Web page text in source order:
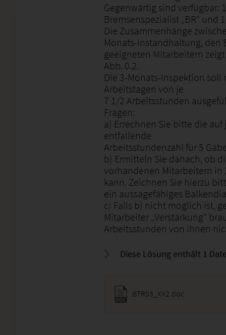
Gegenwärtig sind verfügbar:
Bremsenspezialist „BR“ und
Die Zusammenhänge
Monats-Instandhaltung, den
geeigneten Mitarbeitern
Abb. 0.2.
Die 3-Monats-Inspektion
Arbeitstagen von je
7 1/2 Arbeitsstunden
Fragen:
a) Errechnen Sie bitte die auf
entfallende
Arbeitsstundenzahl für 5
b) Ermitteln Sie danach, ob
vorhandenen Mitarbeitern in
kann. Zeichnen Sie hierzu
ein aussagefähiges
c) Falls b) nicht möglich ist,
Mitarbeiter „Verstärkung“
Arbeitsstunden von ihnen
Diese Lösung enthält 1
BTR03_XX2.doc